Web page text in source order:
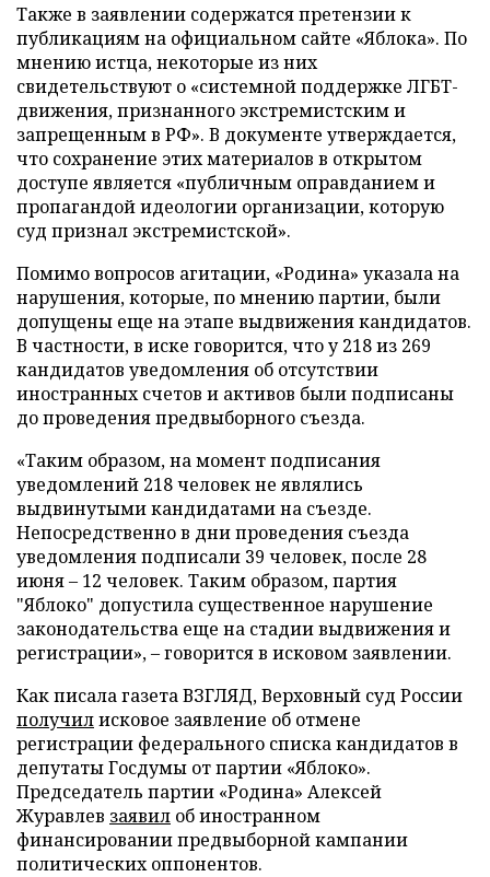
Также в заявлении содержатся претензии к
публикациям на официальном сайте «Яблока». По
мнению истца, некоторые из них
свидетельствуют о «системной поддержке ЛГБТ-
движения, признанного экстремистским и
запрещенным в РФ». В документе утверждается,
что сохранение этих материалов в открытом
доступе является «публичным оправданием и
пропагандой идеологии организации, которую
суд признал экстремистской».
Помимо вопросов агитации, «Родина» указала на
нарушения, которые, по мнению партии, были
допущены еще на этапе выдвижения кандидатов.
В частности, в иске говорится, что у 218 из 269
кандидатов уведомления об отсутствии
иностранных счетов и активов были подписаны
до проведения предвыборного съезда.
«Таким образом, на момент подписания
уведомлений 218 человек не являлись
выдвинутыми кандидатами на съезде.
Непосредственно в дни проведения съезда
уведомления подписали 39 человек, после 28
июня – 12 человек. Таким образом, партия
"Яблоко" допустила существенное нарушение
законодательства еще на стадии выдвижения и
регистрации», – говорится в исковом заявлении.
Как писала газета ВЗГЛЯД, Верховный суд России
получилисковое заявление об отмене
регистрации федерального списка кандидатов в
депутаты Госдумы от партии «Яблоко».
Председатель партии «Родина» Алексей
Журавлев заявил об иностранном
финансировании предвыборной кампании
политических оппонентов.